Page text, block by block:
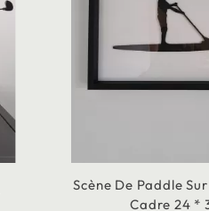
Scène De Paddle
Cadre 24 *